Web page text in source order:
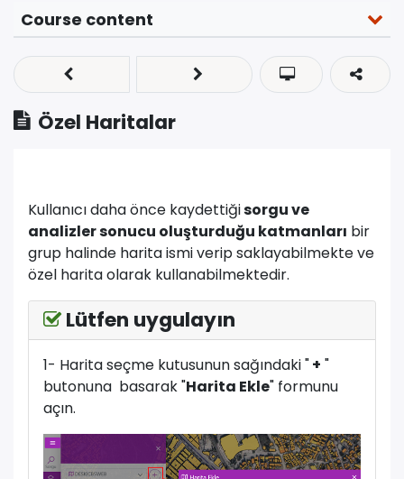
Course content
Özel Haritalar
Kullanıcı daha önce kaydettiğisorgu ve
analizler sonucu oluşturduğu katmanları bir
grup halinde harita ismi verip saklayabilmekte ve
özel harita olarak kullanabilmektedir.
Lütfen uygulayın
1- Harita seçme kutusunun sağındaki "+ "
butonuna basarak "Harita Ekle" formunu
açın.